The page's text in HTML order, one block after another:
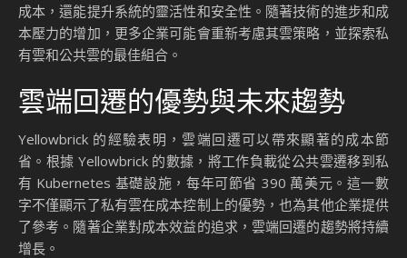
成本，還能提升系統的靈活性和安全性。隨著技術的進步和成
本壓力的增加，更多企業可能會重新考慮其雲策略，並探索私
有雲和公共雲的最佳組合。
雲端回遷的優勢與未來趨勢
Yellowbrick 的經驗表明，雲端回遷可以帶來顯著的成本節
省。根據 Yellowbrick 的數據，將工作負載從公共雲遷移到私
有 Kubernetes 基礎設施，每年可節省 390 萬美元。這一數
字不僅顯示了私有雲在成本控制上的優勢，也為其他企業提供
了參考。隨著企業對成本效益的追求，雲端回遷的趨勢將持續
增長。